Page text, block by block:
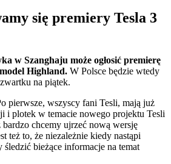
się premiery Tesla 3
w Szanghaju może ogłosić premierę
Highland. W Polsce będzie wtedy
na piątek.
pierwsze, wszyscy fani Tesli, mają już
i plotek w temacie nowego projektu Tesli
chcemy ujrzeć nową wersję
też to, że niezależnie kiedy nastąpi
śledzić bieżące informacje na temat